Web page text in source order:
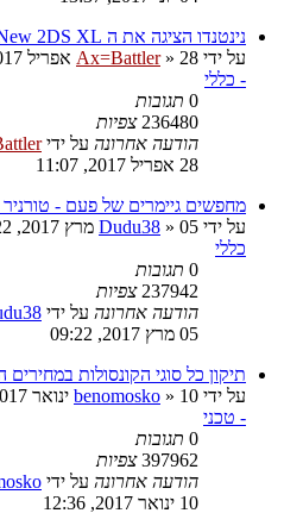
נינטנדו הציגה את ה New 2DS XL
על ידי
Ax=Battler» 28 אפריל 2017, 11:07
- כללי
0 תגובות
236480 צפיות
הודעה אחרונה על ידי
28 אפריל 2017, 11:07
מחפשים גיימרים של פעם -
על ידי
Dudu38 » 05 מרץ 2017, 09:22
כללי
0 תגובות
237942 צפיות
הודעה אחרונה על ידי
05 מרץ 2017, 09:22
תיקון כל סוגי הקונסולות במחירים
על ידי
benomosko » 10 ינואר 2017, 12:36
- טכני
0 תגובות
397962 צפיות
הודעה אחרונה על ידי
10 ינואר 2017, 12:36